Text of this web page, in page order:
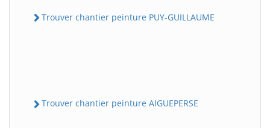
Trouver chantier peinture PUY-GUILLAUME
Trouver chantier peinture AIGUEPERSE